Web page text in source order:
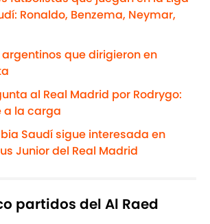
Ronaldo, Benzema, Neymar,
que dirigieron en
al Real Madrid por Rodrygo:
a la carga
Saudí sigue interesada en
Junior del Real Madrid
partidos del Al Raed